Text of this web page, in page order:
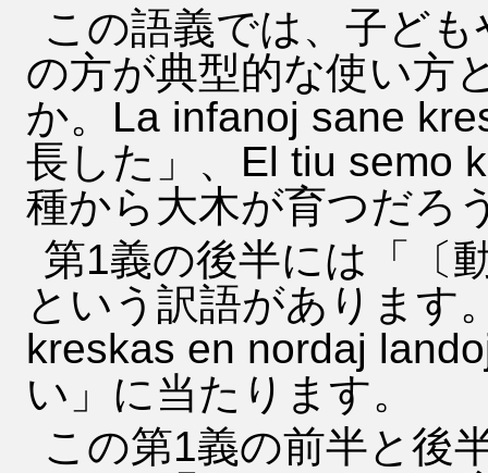
この語義では、子ど
の方が典型的な使い方
か。La infanoj sane
長した」、El tiu semo
種から大木が育つだろ
第1義の後半には「〔
という訳語があります
kreskas en nordaj
い」に当たります。
この第1義の前半と後